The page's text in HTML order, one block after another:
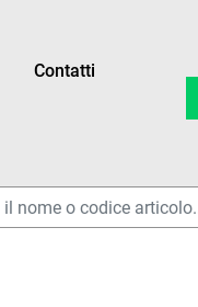
Contatti